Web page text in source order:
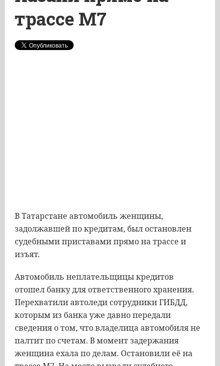
трассе М7
В Татарстане автомобиль женщины,
задолжавшей по кредитам, был остановлен
судебными приставами прямо на трассе и
изъят.
Автомобиль неплательщицы кредитов
отошел банку для ответственного хранения.
Перехватили автоледи сотрудники ГИБДД,
которым из банка уже давно передали
сведения о том, что владелица автомобиля не
палтит по счетам. В момент задержания
женщина ехала по делам. Остановили её на